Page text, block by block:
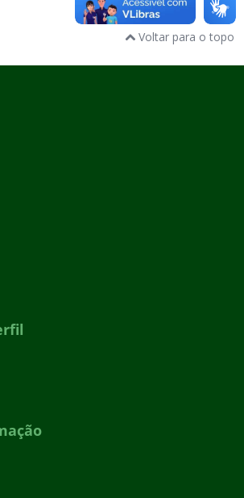
Voltar para o topo